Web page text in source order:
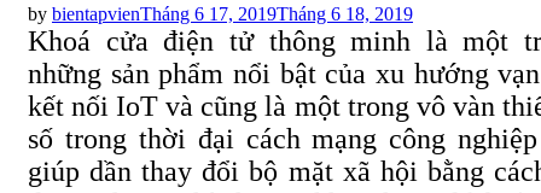
by bientapvienPosted
on
Tháng 6 17, 2019Tháng 6 18, 2019
Khoá cửa điện tử thông minh là một
những sản phẩm nổi bật của xu hướng
kết nối IoT và cũng là một trong vô vàn
số trong thời đại cách mạng công
giúp dần thay đổi bộ mặt xã hội bằng